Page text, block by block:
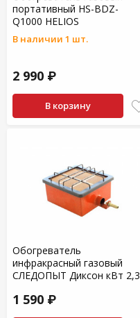
портативный HS-BDZ-
Q1000 HELIOS
В наличии 1 шт.
2 990 ₽
В корзину
Обогреватель
инфракрасный газовый
СЛЕДОПЫТ Диксон кВт 2,3
1 590 ₽